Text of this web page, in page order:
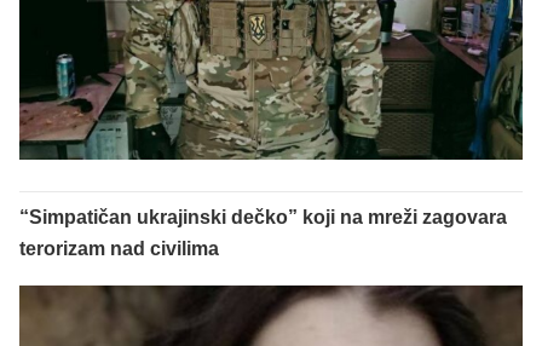
“Simpatičan ukrajinski dečko” koji na mreži zagovara
terorizam nad civilima